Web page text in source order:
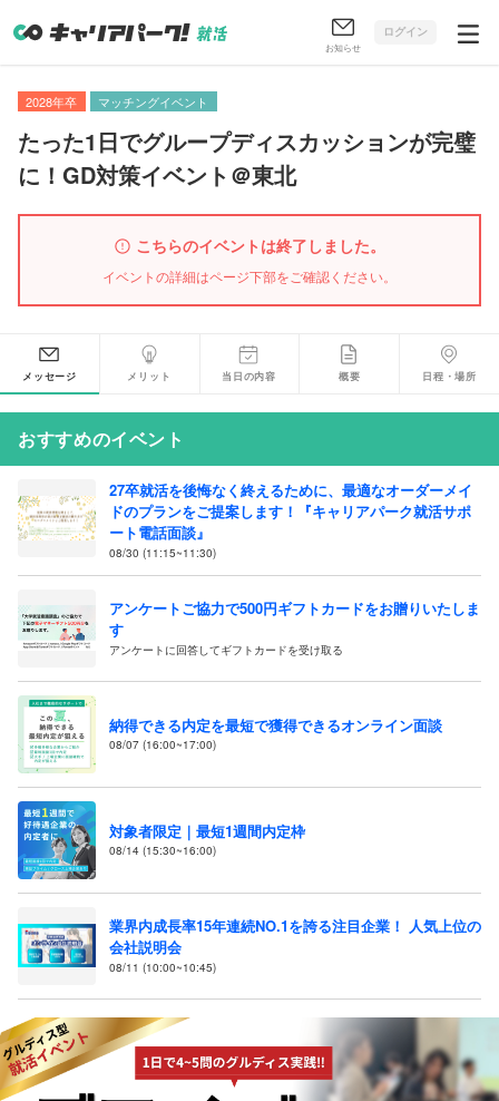
お知らせ
ログイン
2028年卒 マッチングイベント
たった1日でグループディスカッションが完璧
に！GD対策イベント＠東北
こちらのイベントは終了しました。
イベントの詳細はページ下部をご確認ください。
メッセージ メリット 当日の内容 概要 日程・場所
おすすめのイベント
27卒就活を後悔なく終えるために、最適なオーダーメイ
ドのプランをご提案します！『キャリアパーク就活サポ
ート電話面談』
08/30 (11:15~11:30)
アンケートご協力で500円ギフトカードをお贈りいたしま
す
アンケートに回答してギフトカードを受け取る
納得できる内定を最短で獲得できるオンライン面談
08/07 (16:00~17:00)
対象者限定｜最短1週間内定枠
08/14 (15:30~16:00)
業界内成長率15年連続NO.1を誇る注目企業！ 人気上位の
会社説明会
08/11 (10:00~10:45)